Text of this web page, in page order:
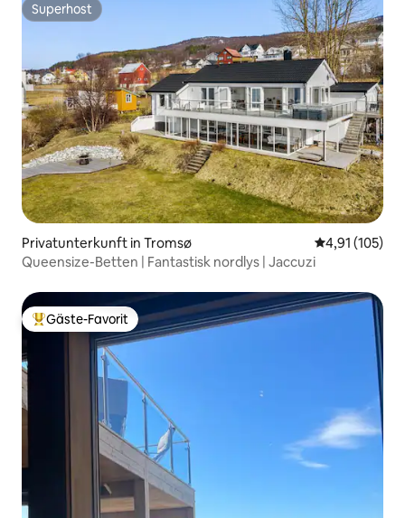
Superhost
Superhost
Privatunterkunft in Tromsø
4,91 (105)
Queensize-Betten | Fantastisk nordlys | Jaccuzi
Beliebter Gäste-Favorit.
Gäste-Favorit